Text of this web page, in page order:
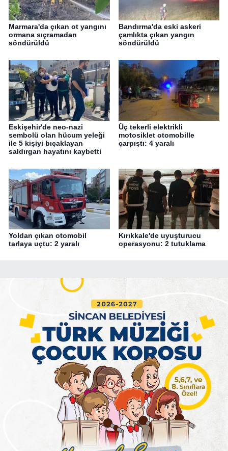
Marmara'da çıkan ot yangını
ormana sıçramadan
söndürüldü
Bandırma'da eski askeri
çamlıkta çıkan yangın
söndürüldü
Eskişehir'de neo-nazi
sembolü olan hücum yeleği
ile 5 kişiyi bıçaklayan
saldırgan hayatını kaybetti
Üç tekerli elektrikli
motosiklet otomobille
çarpıştı: 4 yaralı
Yoldan çıkan otomobil
tarlaya uçtu: 2 yaralı
Kırıkkale'de uyuşturucu
operasyonu: 2 tutuklama